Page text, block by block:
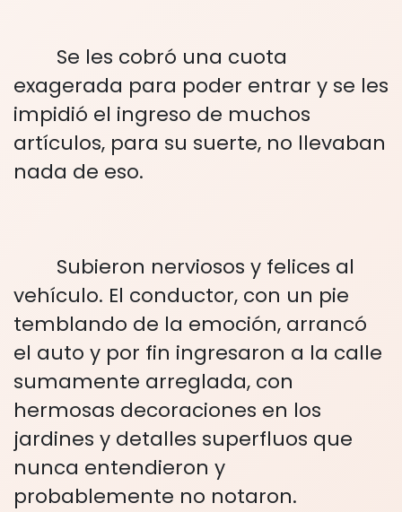
Se les cobró una cuota
exagerada para poder entrar y se les
impidió el ingreso de muchos
artículos, para su suerte, no llevaban
nada de eso.
Subieron nerviosos y felices al
vehículo. El conductor, con un pie
temblando de la emoción, arrancó
el auto y por fin ingresaron a la calle
sumamente arreglada, con
hermosas decoraciones en los
jardines y detalles superfluos que
nunca entendieron y
probablemente no notaron.